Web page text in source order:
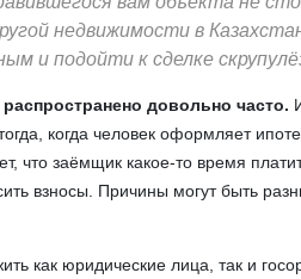
недвижимости в
и подойти к сделке
довольно часто.
когда человек оформляет
что заёмщик какое-то время
взносы. Причины могут быть
как юридические лица, так и